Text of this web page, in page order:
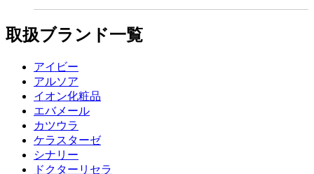
取扱ブランド一覧
アイビー
アルソア
イオン化粧品
エバメール
カツウラ
ケラスターゼ
シナリー
ドクターリセラ